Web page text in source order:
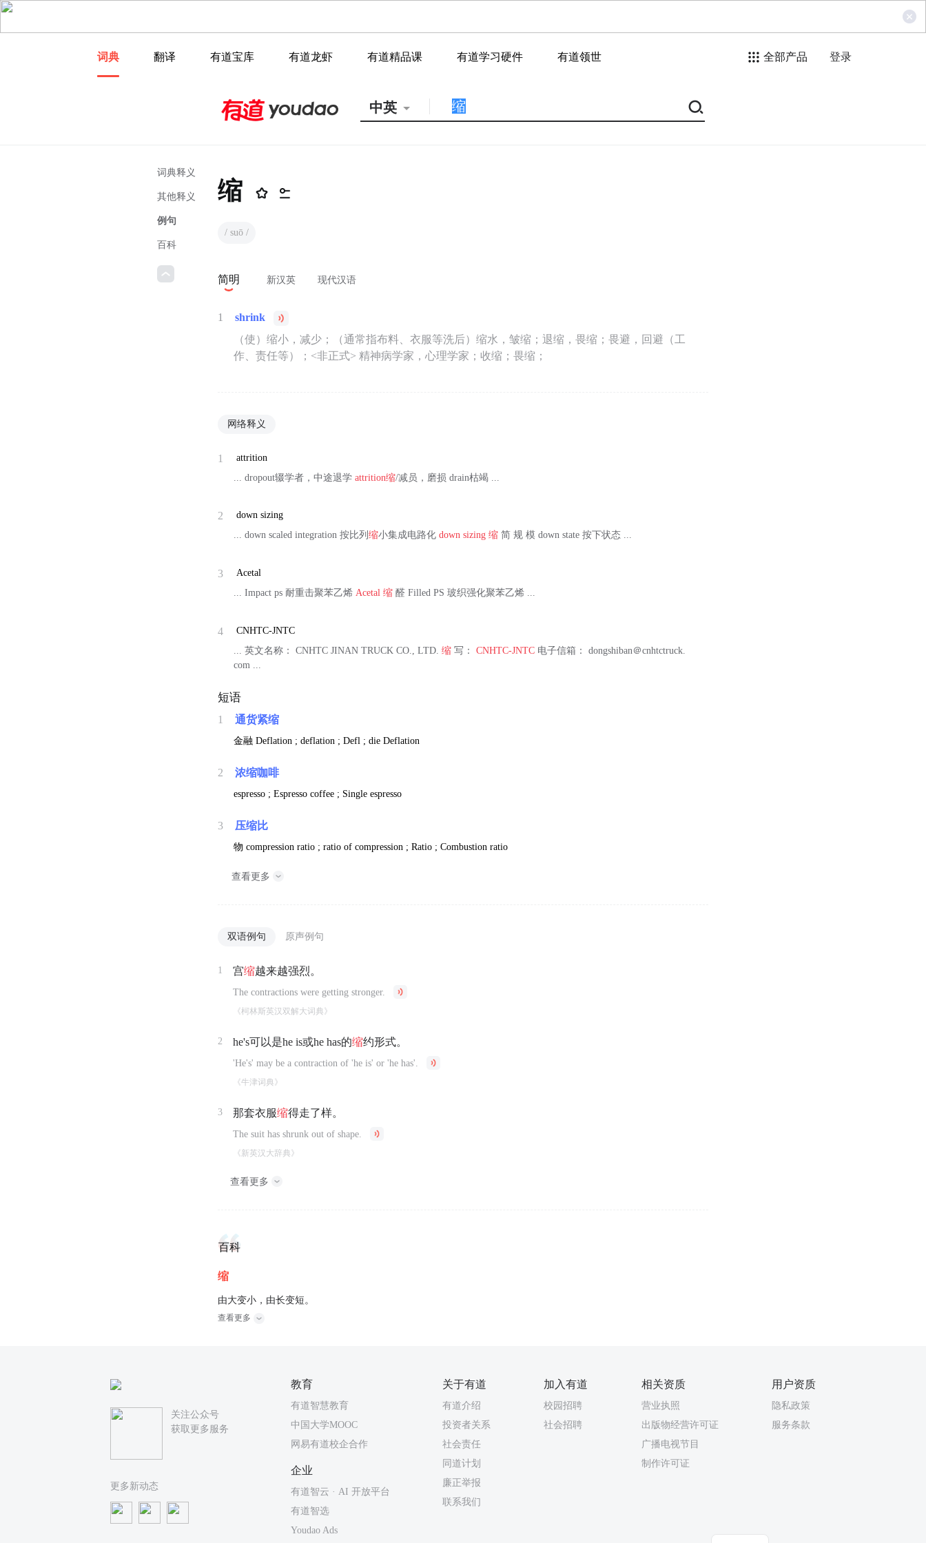
词典 翻译 有道宝库 有道龙虾 有道精品课 有道学习硬件 有道领世 全部产品 登录
中英
词典释义
其他释义
例句
百科
缩
/ suō /
简明 新汉英 现代汉语
1
shrink
（使）缩小，减少；（通常指布料、衣服等洗后）缩水，皱缩；退缩，畏缩；畏避，回避（工
作、责任等）；<非正式> 精神病学家，心理学家；收缩；畏缩；
网络释义
1
attrition
... dropout辍学者，中途退学attrition缩/减员，磨损 drain枯竭 ...
2
down sizing
... down scaled integration 按比列缩小集成电路化down sizing 缩 简 规 模 down state 按下状态 ...
3
Acetal
... Impact ps 耐重击聚苯乙烯Acetal 缩 醛 Filled PS 玻织强化聚苯乙烯 ...
4
CNHTC-JNTC
... 英文名称： CNHTC JINAN TRUCK CO., LTD.缩 写：CNHTC-JNTC 电子信箱： dongshiban＠cnhtctruck.
com ...
短语
1 通货紧缩
金融Deflation ; deflation ; Defl ; die Deflation
2 浓缩咖啡
espresso ; Espresso coffee ; Single espresso
3 压缩比
物compression ratio ; ratio of compression ; Ratio ; Combustion ratio
查看更多
双语例句 原声例句
1 宫缩越来越强烈。
The contractions were getting stronger.
《柯林斯英汉双解大词典》
2 he's可以是he is或he has的缩约形式。
'He's' may be a contraction of 'he is' or 'he has'.
《牛津词典》
3 那套衣服缩得走了样。
The suit has shrunk out of shape.
《新英汉大辞典》
查看更多
百科
缩
由大变小，由长变短。
查看更多
关注公众号
获取更多服务
更多新动态
教育
有道智慧教育
中国大学MOOC
网易有道校企合作
关于有道
有道介绍
投资者关系
社会责任
同道计划
廉正举报
联系我们
加入有道
校园招聘
社会招聘
相关资质
营业执照
出版物经营许可证
广播电视节目
制作许可证
用户资质
隐私政策
服务条款
企业
有道智云 · AI 开放平台
有道智选
Youdao Ads